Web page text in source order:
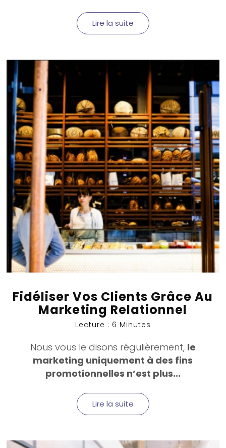
Lire la suite
Fidéliser Vos Clients Grâce Au
Marketing Relationnel
Lecture : 6 Minutes
Nous vous le disons régulièrement, le
marketing uniquement à des fins
promotionnelles n’est plus...
Lire la suite